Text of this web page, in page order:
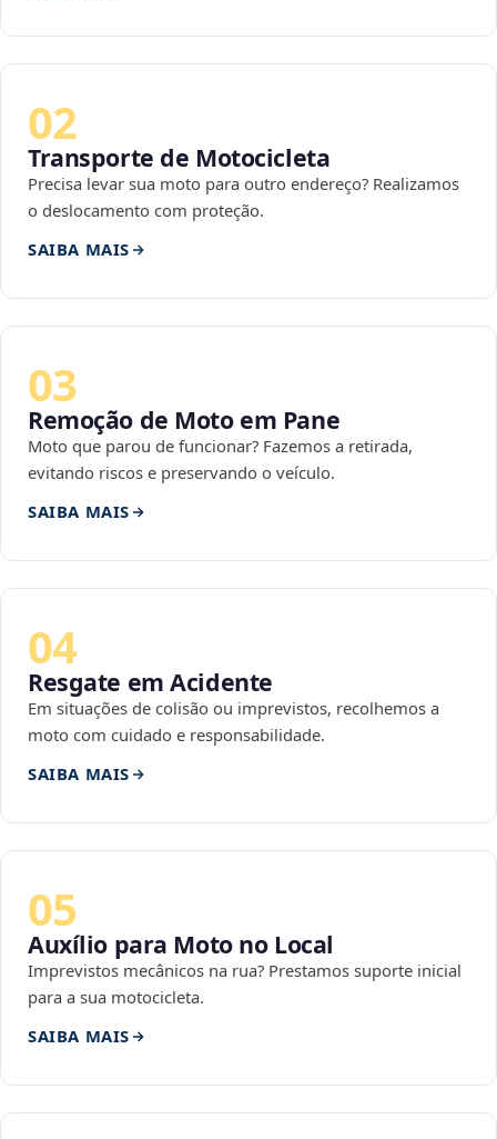
02
Transporte de Motocicleta
Precisa levar sua moto para outro endereço? Realizamos
o deslocamento com proteção.
SAIBA MAIS
03
Remoção de Moto em Pane
Moto que parou de funcionar? Fazemos a retirada,
evitando riscos e preservando o veículo.
SAIBA MAIS
04
Resgate em Acidente
Em situações de colisão ou imprevistos, recolhemos a
moto com cuidado e responsabilidade.
SAIBA MAIS
05
Auxílio para Moto no Local
Imprevistos mecânicos na rua? Prestamos suporte inicial
para a sua motocicleta.
SAIBA MAIS